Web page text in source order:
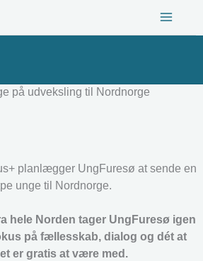
på udveksling til Nordnorge
planlægger UngFuresø at sende en
unge til Nordnorge.
hele Norden tager UngFuresø igen
på fællesskab, dialog og dét at
er gratis at være med.